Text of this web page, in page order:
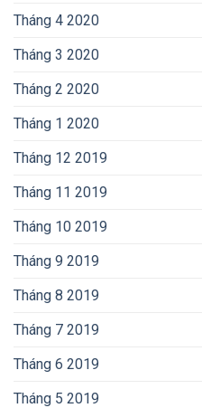
Tháng 4 2020
Tháng 3 2020
Tháng 2 2020
Tháng 1 2020
Tháng 12 2019
Tháng 11 2019
Tháng 10 2019
Tháng 9 2019
Tháng 8 2019
Tháng 7 2019
Tháng 6 2019
Tháng 5 2019